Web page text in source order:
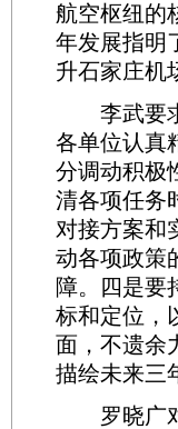
航空枢纽的
年发展指明
升石家庄机
李武要求
各单位认真
分调动积极
清各项任务
对接方案和
动各项政策
障。四是要
标和定位，
面，不遗余
描绘未来三
罗晓广对